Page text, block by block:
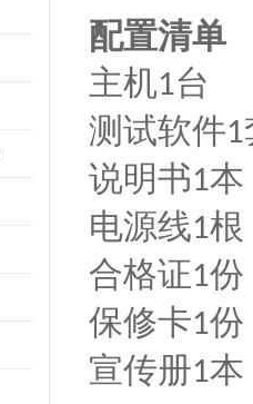
配置清单
主机1台
测试软件1
说明书1本
电源线1根
合格证1份
保修卡1份
宣传册1本